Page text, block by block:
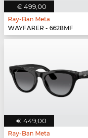
€ 499,00
Ray-Ban Meta
WAYFARER - 6628MF
€ 449,00
Ray-Ban Meta